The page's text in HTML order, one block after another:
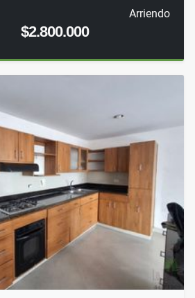
Arriendo
$2.800.000